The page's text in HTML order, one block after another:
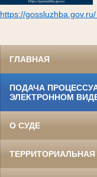
https://gossluzhba.gov.ru/
ГЛАВНАЯ
ПОДАЧА
ЭЛЕКТРОННОМ
О СУДЕ